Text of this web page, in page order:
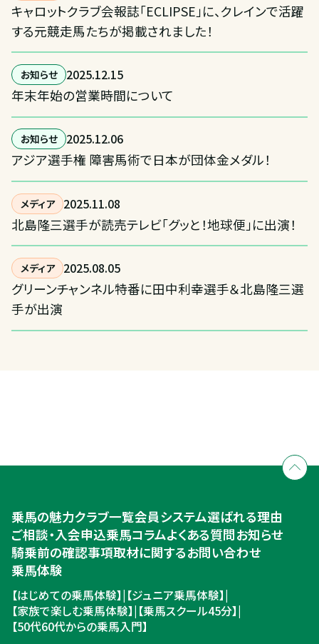
キャロットクラブ会報誌「ECLIPSE」に、クレインで活躍
する元競走馬たちが掲載されました！
お知らせ 2025.12.15
年末年始の営業時間について
お知らせ 2025.12.06
アジア選手権 障害馬術で日本が団体金メダル！
メディア 2025.11.08
北島隆三選手が読売テレビ「グッと！地球便」に出演！
メディア 2025.08.05
グリーンチャンネル特番に田中利幸選手＆北島隆三選
手が出演
入会のご相談・申込
ご相談・入会申込
乗馬の魅力クラブ一覧会員システム選ばれる理由
ご相談・入会申込乗馬コラムよくある質問お知らせ
騎乗前の確認事項取材に関するお問い合わせ
乗馬体験
【はじめての乗馬体験】| 【ジュニア乗馬体験】|
【家族で楽しむ乗馬体験】| 【乗馬スクール45分】|
【50代60代からの乗馬入門】